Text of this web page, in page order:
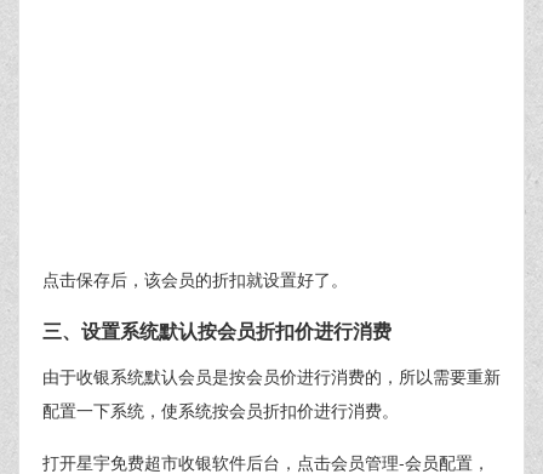
点击保存后，该会员的折扣就设置好了。
三、设置系统默认按会员折扣价进行消费
由于收银系统默认会员是按会员价进行消费的，所以需要重新
配置一下系统，使系统按会员折扣价进行消费。
打开星宇免费超市收银软件后台，点击会员管理-会员配置，